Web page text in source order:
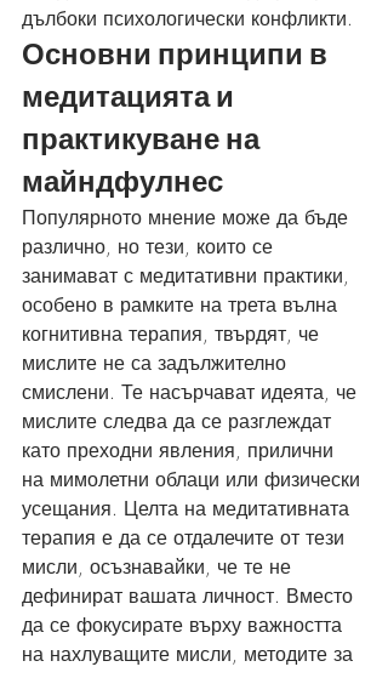
дълбоки психологически конфликти.
Основни принципи в
медитацията и
практикуване на
майндфулнес
Популярното мнение може да бъде
различно, но тези, които се
занимават с медитативни практики,
особено в рамките на трета вълна
когнитивна терапия, твърдят, че
мислите не са задължително
смислени. Те насърчават идеята, че
мислите следва да се разглеждат
като преходни явления, прилични
на мимолетни облаци или физически
усещания. Целта на медитативната
терапия е да се отдалечите от тези
мисли, осъзнавайки, че те не
дефинират вашата личност. Вместо
да се фокусирате върху важността
на нахлуващите мисли, методите за